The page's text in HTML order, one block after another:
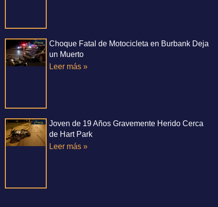
Choque Fatal de Motocicleta en Burbank Deja
un Muerto
Leer más »
Joven de 19 Años Gravemente Herido Cerca
de Hart Park
Leer más »